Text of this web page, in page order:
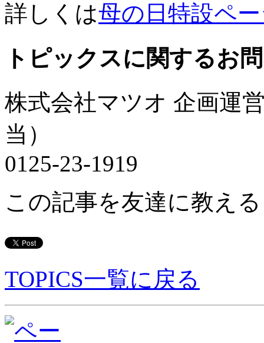
詳しくは母の日特設ペ
トピックスに関するお
株式会社マツオ 企画運
当）
0125-23-1919
この記事を友達に教える
TOPICS一覧に戻る